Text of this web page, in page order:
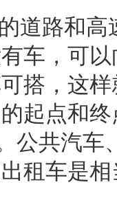
道路和
车，可
搭，这
起点和
公共汽
租车是